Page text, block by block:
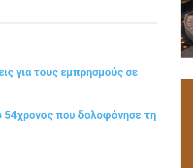
για τους εμπρησμούς σε
54χρονος που δολοφόνησε τη